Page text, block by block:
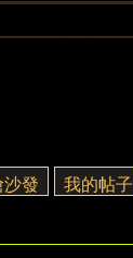
發
我的帖子